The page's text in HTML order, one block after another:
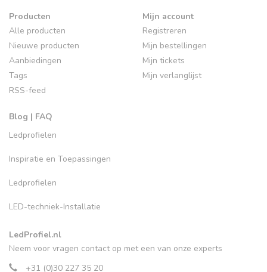
Producten
Alle producten
Nieuwe producten
Aanbiedingen
Tags
RSS-feed
Blog | FAQ
Ledprofielen
Inspiratie en Toepassingen
Ledprofielen
LED-techniek-Installatie
Mijn account
Registreren
Mijn bestellingen
Mijn tickets
Mijn verlanglijst
LedProfiel.nl
Neem voor vragen contact op met een van onze experts
+31 (0)30 227 35 20